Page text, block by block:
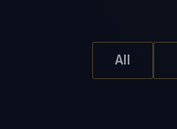
All